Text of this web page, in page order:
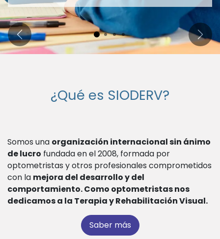
Anterior
¿Qué es SIODERV?
Somos una organización internacional sin ánimo
de lucro fundada en el 2008, formada por
optometristas y otros profesionales comprometidos
con la mejora del desarrollo y del
comportamiento. Como optometristas nos
dedicamos a la Terapia y Rehabilitación Visual.
Saber más